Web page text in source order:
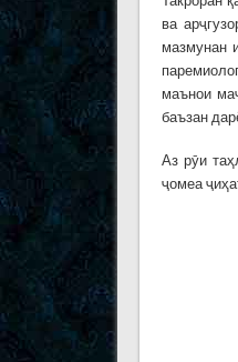
ва
мазмунан
маънои
баъзан
Аз рӯи
ҷомеа